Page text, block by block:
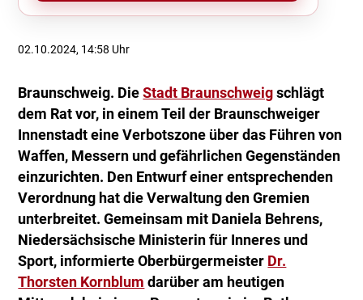
02.10.2024, 14:58 Uhr
Braunschweig. DieStadt Braunschweig schlägt
dem Rat vor, in einem Teil der Braunschweiger
Innenstadt eine Verbotszone über das Führen von
Waffen, Messern und gefährlichen Gegenständen
einzurichten. Den Entwurf einer entsprechenden
Verordnung hat die Verwaltung den Gremien
unterbreitet. Gemeinsam mit Daniela Behrens,
Niedersächsische Ministerin für Inneres und
Sport, informierte Oberbürgermeister Dr.
Thorsten Kornblum darüber am heutigen